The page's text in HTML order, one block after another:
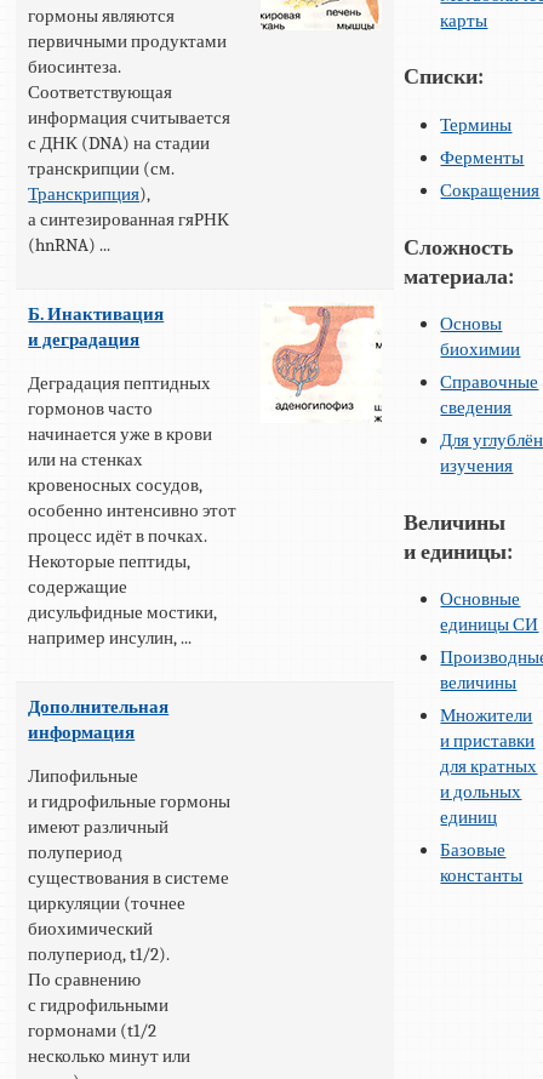
гормоны являются
первичными продуктами
биосинтеза.
Соответствующая
информация считывается
с ДНК (DNA) на стадии
транскрипции (см.
Транскрипция),
а синтезированная гяРНК
(hnRNA) ...
Б. Инактивация
и деградация
Деградация пептидных
гормонов часто
начинается уже в крови
или на стенках
кровеносных сосудов,
особенно интенсивно этот
процесс идёт в почках.
Некоторые пептиды,
содержащие
дисульфидные мостики,
например инсулин, ...
Дополнительная
информация
Липофильные
и гидрофильные гормоны
имеют различный
полупериод
существования в системе
циркуляции (точнее
биохимический
полупериод, t1/2).
По сравнению
с гидрофильными
гормонами (t1/2
несколько минут или
карты
Списки:
Термины
Ферменты
Сокращения
Сложность
материала:
Основы
биохимии
Справочные
сведения
Для
изучения
Величины
и единицы:
Основные
единицы СИ
величины
Множители
и приставки
для кратных
и дольных
единиц
Базовые
константы